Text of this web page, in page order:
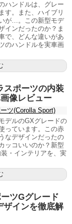
ハンドルは、グレー
す。また、ハイブリ
が…。この新型モデ
インだったのか？ま
で、どんな違いがあ
のハンドルを実車画
スポーツの内装
像レビュー
ツ(Corolla Sport)
デルのGXグレードの
っています。この赤
なデザインだったの
ッコいいのか？新型
・インテリアを、実
ツGグレード
ザインを徹底解